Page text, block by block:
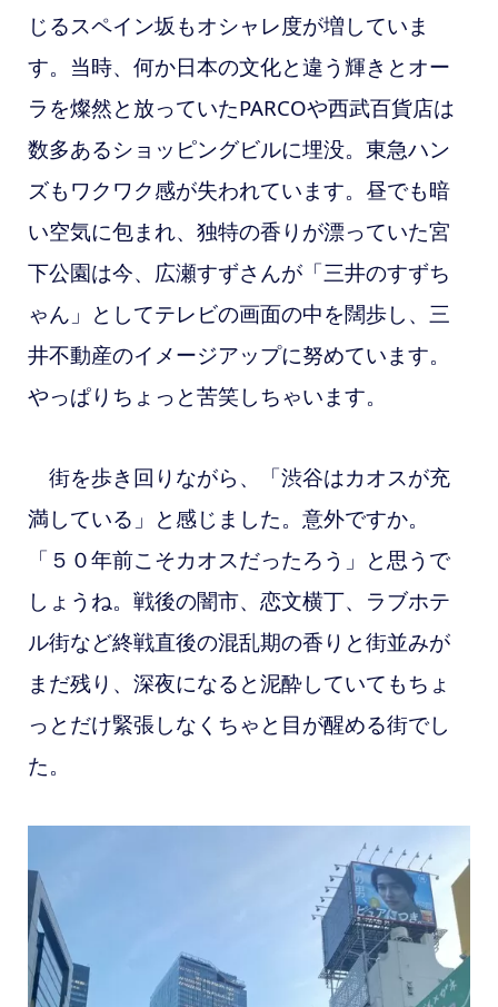
じるスペイン坂もオシャレ度が増していま
す。当時、何か日本の文化と違う輝きとオー
ラを燦然と放っていたPARCOや西武百貨店は
数多あるショッピングビルに埋没。東急ハン
ズもワクワク感が失われています。昼でも暗
い空気に包まれ、 独特の香りが漂っていた宮
下公園は今、広瀬すずさんが「三井のすずち
ゃん」としてテレビの画面の中を闊歩し、三
井不動産のイメージアップに努めています。
やっぱりちょっと苦笑しちゃいます。
街を歩き回りながら、「渋谷はカオスが充
満している」と感じました。意外ですか。
「５０年前こそカオスだったろう」と思うで
しょうね。戦後の闇市、恋文横丁、ラブホテ
ル街など終戦直後の混乱期の香りと街並みが
まだ残り、深夜になると泥酔していてもちょ
っとだけ緊張しなくちゃと目が醒める街でし
た。